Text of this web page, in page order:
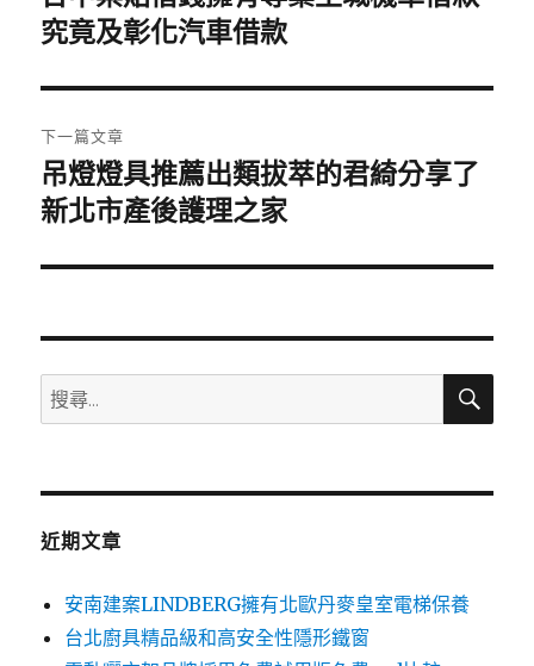
導
覽
一
文
章:
究竟及彰化汽車借款
下一篇文章
下
一
文
吊燈燈具推薦出類拔萃的君綺分享了
新北市產後護理之家
搜
尋
鍵
搜
近期文章
安南建案LINDBERG擁有北歐丹麥皇室電梯保養
台北廚具精品級和高安全性隱形鐵窗